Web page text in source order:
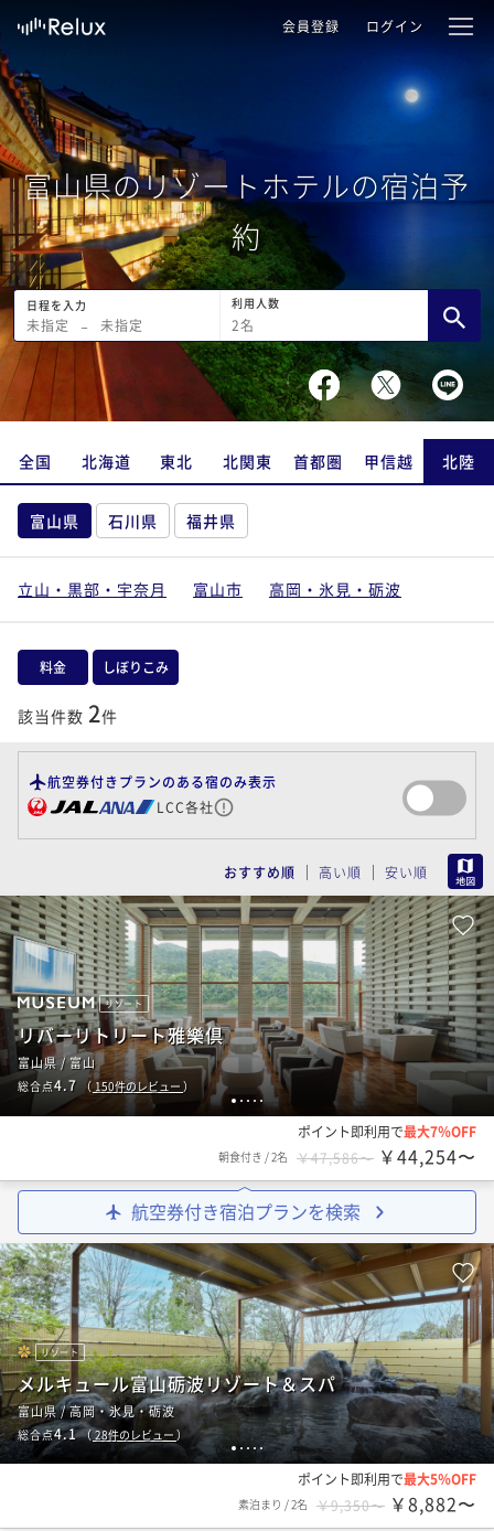
会員登録 ログイン
富山県のリゾートホテルの宿泊予
約
日程を入力
未指定 − 未指定
利用人数
2名
全国 北海道 東北 北関東 首都圏 甲信越 北陸
富山県 石川県 福井県
立山・黒部・宇奈月 富山市 高岡・氷見・砺波
料金 しぼりこみ
該当件数 2件
航空券付きプランのある宿のみ表示
LCC各社
おすすめ順 高い順 安い順
1 2 3 4 5
リゾート
リバーリトリート雅樂倶
富山県 / 富山
総合点4.7 （ 150件のレビュー ）
ポイント即利用で最大7％OFF
朝食付き /2名 ￥47,586〜 ￥44,254〜
航空券付き宿泊プランを検索
1 2 3 4 5
リゾート
メルキュール富山砺波リゾート＆スパ
富山県 / 高岡・氷見・砺波
総合点4.1（28件のレビュー ）
ポイント即利用で最大5％OFF
素泊まり /2名 ￥9,350〜 ￥8,882〜